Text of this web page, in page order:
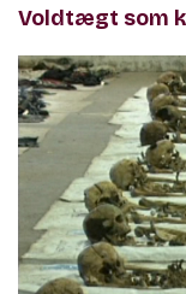
Voldtægt som